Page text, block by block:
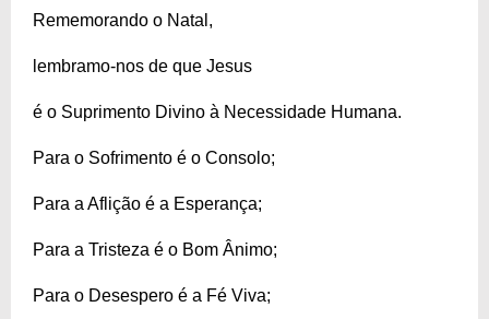
Rememorando o Natal,
lembramo-nos de que Jesus
é o Suprimento Divino à Necessidade Humana.
Para o Sofrimento é o Consolo;
Para a Aflição é a Esperança;
Para a Tristeza é o Bom Ânimo;
Para o Desespero é a Fé Viva;